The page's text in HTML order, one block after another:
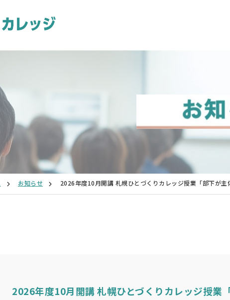
お知らせ 2026年度10月開講 札幌ひとづくりカレッジ授業「部下が主
2026年度10月開講 札幌ひとづくりカレッジ授業